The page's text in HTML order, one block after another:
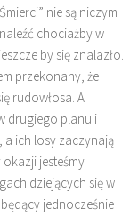
nie są niczym
chociażby w
by się znalazło.
przekonany, że
rudowłosa. A
drugiego planu i
a ich losy zaczynają
jesteśmy
dziejących się w
jednocześnie